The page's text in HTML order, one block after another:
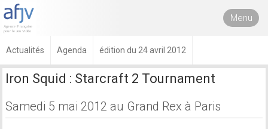
Menu
Actualités Agenda édition du 24 avril 2012
Iron Squid : Starcraft 2 Tournament
Samedi 5 mai 2012 au Grand Rex à Paris